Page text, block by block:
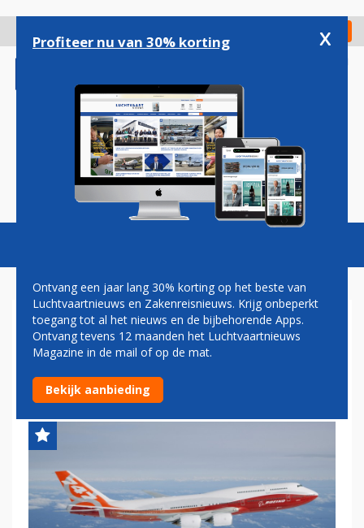
gaan
Check in
Magazine Podcasts Vacatures
EX-TRANSAERO BOEING 747-
8'S WORDEN NIEUWE AIR
FORCE ONE
Profiteer nu van 30% korting x
Ontvang een jaar lang 30% korting op het beste van
Luchtvaartnieuws en Zakenreisnieuws. Krijg onbeperkt
toegang tot al het nieuws en de bijbehorende Apps.
Ontvang tevens 12 maanden het Luchtvaartnieuws
Magazine in de mail of op de mat.
Bekijk aanbieding